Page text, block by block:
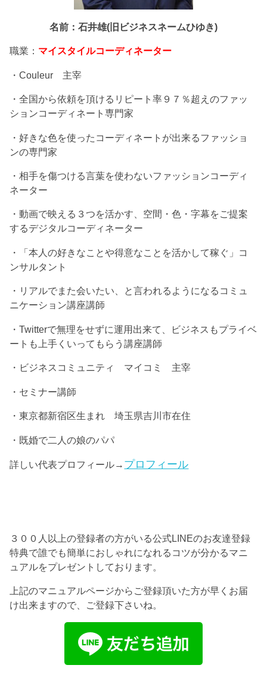
名前：石井雄(旧ビジネスネームひゆき)
職業： マイスタイルコーディネーター
・Couleur 主宰
・全国から依頼を頂けるリピート率９７％超えのファッ
ションコーディネート専門家
・好きな色を使ったコーディネートが出来るファッショ
ンの専門家
・相手を傷つける言葉を使わないファッションコーディ
ネーター
・動画で映える３つを活かす、空間・色・字幕をご提案
するデジタルコーディネーター
・「本人の好きなことや得意なことを活かして稼ぐ」コ
ンサルタント
・リアルでまた会いたい、と言われるようになるコミュ
ニケーション講座講師
・Twitterで無理をせずに運用出来て、ビジネスもプライベ
ートも上手くいってもらう講座講師
・ビジネスコミュニティ マイコミ 主宰
・セミナー講師
・東京都新宿区生まれ 埼玉県吉川市在住
・既婚で二人の娘のパパ
詳しい代表プロフィール→ プロフィール
３００人以上の登録者の方がいる公式LINEのお友達登録
特典で誰でも簡単におしゃれになれるコツが分かるマニ
ュアルをプレゼントしております。
上記のマニュアルページからご登録頂いた方が早くお届
け出来ますので、ご登録下さいね。